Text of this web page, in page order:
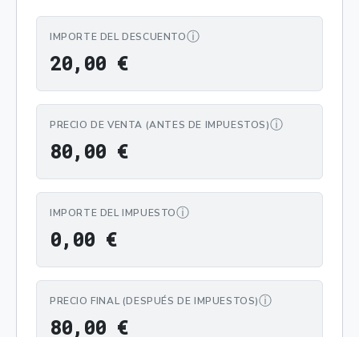
IMPORTE DEL DESCUENTOⓘ
20, 00 €20,00 €
PRECIO DE VENTA (ANTES DE IMPUESTOS)ⓘ
80, 00 €80,00 €
IMPORTE DEL IMPUESTOⓘ
0, 00 €0,00 €
PRECIO FINAL (DESPUÉS DE IMPUESTOS)ⓘ
80, 00 €80,00 €